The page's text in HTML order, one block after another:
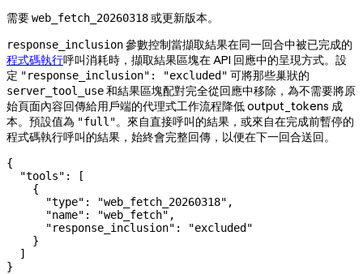
需要web_fetch_20260318或更新版本。
response_inclusion參數控制當擷取結果在同一回合中被已完成的
程式碼執行呼叫消耗時，擷取結果區塊在 API 回應中的呈現方式。設
定 "response_inclusion": "excluded" 可將那些巢狀的
server_tool_use和結果區塊配對完全從回應中移除，為不需要將原
始頁面內容回傳給用戶端的代理式工作流程降低 output_tokens 成
本。預設值為 "full"。來自直接呼叫的結果，或來自在完成前暫停的
程式碼執行呼叫的結果，始終會完整回傳，以便在下一回合送回。
{
  "tools"
: [
    {
      "type"
: "web_fetch_20260318" ,
      "name"
: "web_fetch" ,
      "response_inclusion"
:
"excluded"
    }
  ]
}